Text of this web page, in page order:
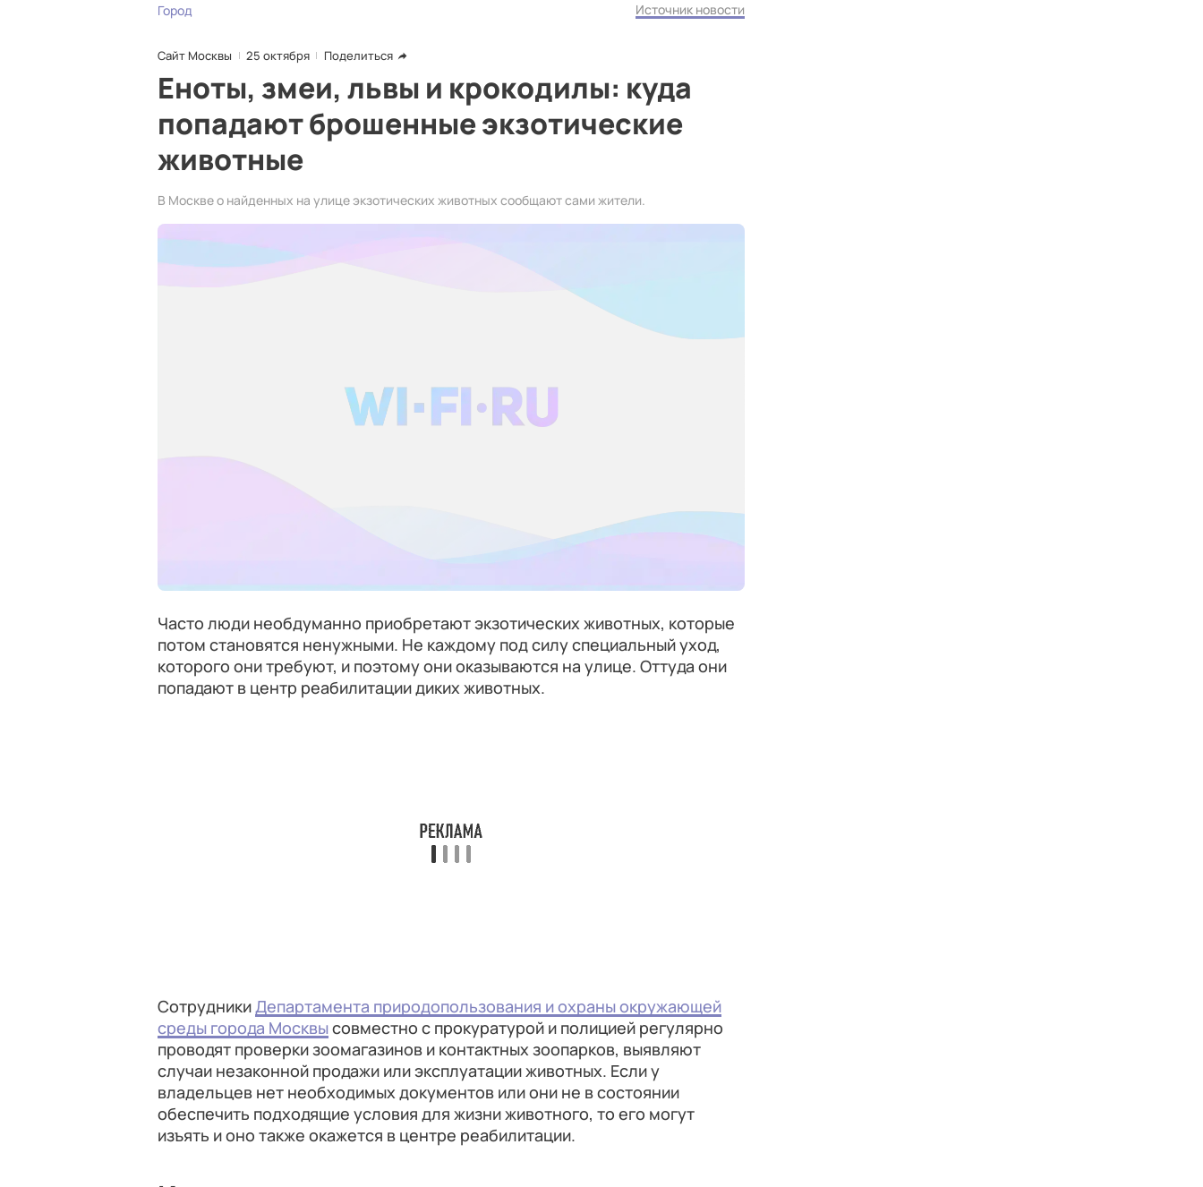
Город Источник новости
Сайт Москвы 25 октября Поделиться
Еноты, змеи, львы и крокодилы: куда
попадают брошенные экзотические
животные
В Москве о найденных на улице экзотических животных сообщают сами жители.
Часто люди необдуманно приобретают экзотических животных, которые
потом становятся ненужными. Не каждому под силу специальный уход,
которого они требуют, и поэтому они оказываются на улице. Оттуда они
попадают в центр реабилитации диких животных.
СотрудникиДепартамента природопользования и охраны окружающей
среды города Москвысовместно с прокуратурой и полицией регулярно
проводят проверки зоомагазинов и контактных зоопарков, выявляют
случаи незаконной продажи или эксплуатации животных. Если у
владельцев нет необходимых документов или они не в состоянии
обеспечить подходящие условия для жизни животного, то его могут
изъять и оно также окажется в центре реабилитации.